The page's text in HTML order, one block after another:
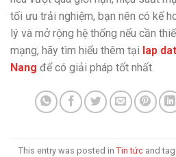
tối ưu trải nghiệm, bạn nên có kế
lý và mở rộng hệ thống nếu cần
mạng, hãy tìm hiểu thêm tại lap
Nang để có giải pháp tốt nhất.
This entry was posted in Tin tức and